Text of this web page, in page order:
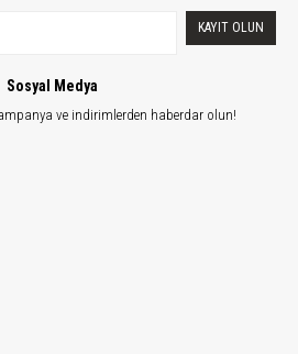
KAYIT OLUN
Sosyal Medya
ve indirimlerden haberdar olun!